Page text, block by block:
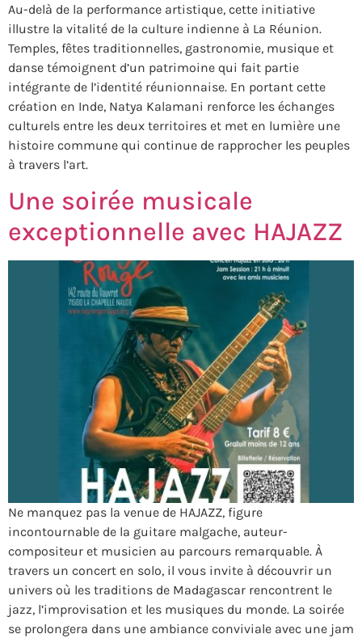
Au-delà de la performance artistique, cette initiative
illustre la vitalité de la culture indienne à La Réunion.
Temples, fêtes traditionnelles, gastronomie, musique et
danse témoignent d’un patrimoine qui fait partie
intégrante de l’identité réunionnaise. En portant cette
création en Inde, Natya Kalamani renforce les échanges
culturels entre les deux territoires et met en lumière une
histoire commune qui continue de rapprocher les peuples
à travers l’art.
Une soirée musicale
exceptionnelle avec HAJAZZ
Ne manquez pas la venue de HAJAZZ, figure
incontournable de la guitare malgache, auteur-
compositeur et musicien au parcours remarquable. À
travers un concert en solo, il vous invite à découvrir un
univers où les traditions de Madagascar rencontrent le
jazz, l’improvisation et les musiques du monde. La soirée
se prolongera dans une ambiance conviviale avec une jam